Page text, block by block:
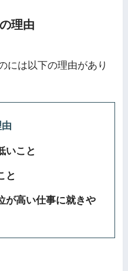
理由
には以下の理由があり
いこと
と
が高い仕事に就きや